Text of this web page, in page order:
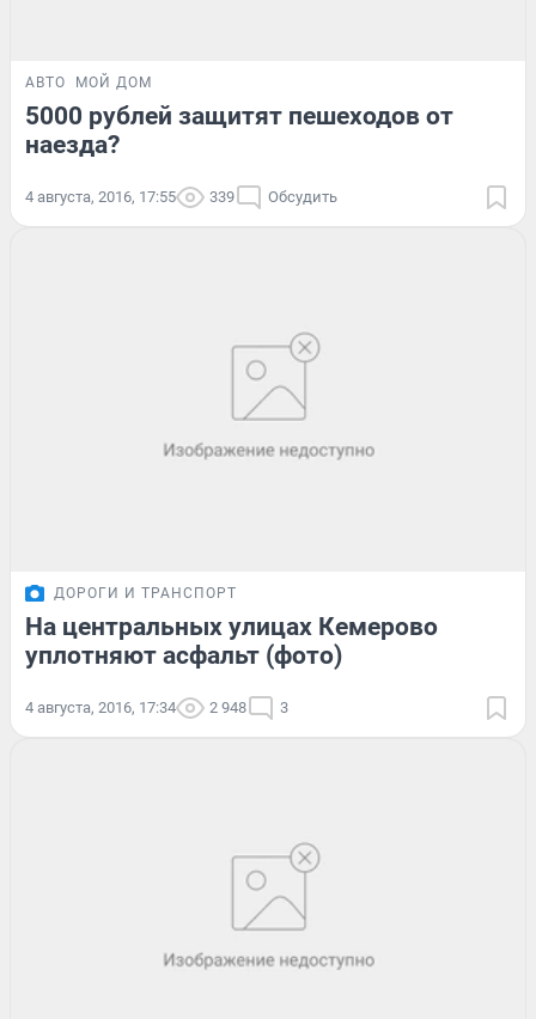
АВТО МОЙ ДОМ
5000 рублей защитят пешеходов от
наезда?
4 августа, 2016, 17:55 339 Обсудить
ДОРОГИ И ТРАНСПОРТ
На центральных улицах Кемерово
уплотняют асфальт (фото)
4 августа, 2016, 17:34 2 948 3